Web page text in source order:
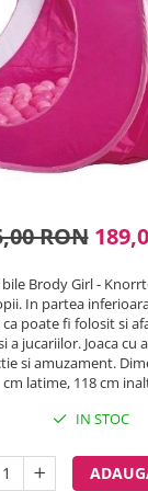
60 cm
70 cm
pliabile
laterala pat
inch
pedale
si baie
aer
Fitness
RON
Brody Girl -
In partea
poate fi folosit si
a jucariilor. Joaca cu
si amuzament.
cm latime, 118 cm
IN STOC